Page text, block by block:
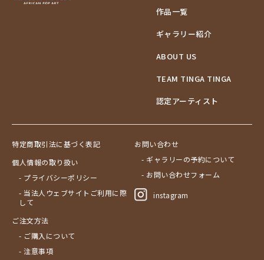
作品一覧
ギャラリー紹介
ABOUT US
TEAM TINGA TINGA
認定アーティスト
特定商取引法に基づく表記
個人情報の取り扱い
- プライバシーポリシー
- 当法人ウェブサイトご利用に際
して
ご注文方法
- ご購入について
- 注意事項
お問い合わせ
- ギャラリーの予約について
- お問い合わせフォーム
instagram